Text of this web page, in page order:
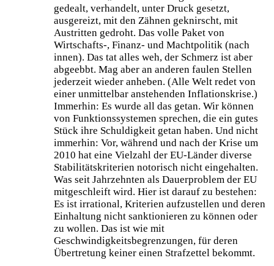
gedealt, verhandelt, unter Druck gesetzt,
ausgereizt, mit den Zähnen geknirscht, mit
Austritten gedroht. Das volle Paket von
Wirtschafts-, Finanz- und Machtpolitik (nach
innen). Das tat alles weh, der Schmerz ist aber
abgeebbt. Mag aber an anderen faulen Stellen
jederzeit wieder anheben. (Alle Welt redet von
einer unmittelbar anstehenden Inflationskrise.)
Immerhin: Es wurde all das getan. Wir können
von Funktionssystemen sprechen, die ein gutes
Stück ihre Schuldigkeit getan haben. Und nicht
immerhin: Vor, während und nach der Krise um
2010 hat eine Vielzahl der EU-Länder diverse
Stabilitätskriterien notorisch nicht eingehalten.
Was seit Jahrzehnten als Dauerproblem der EU
mitgeschleift wird. Hier ist darauf zu bestehen:
Es ist irrational, Kriterien aufzustellen und deren
Einhaltung nicht sanktionieren zu können oder
zu wollen. Das ist wie mit
Geschwindigkeitsbegrenzungen, für deren
Übertretung keiner einen Strafzettel bekommt.